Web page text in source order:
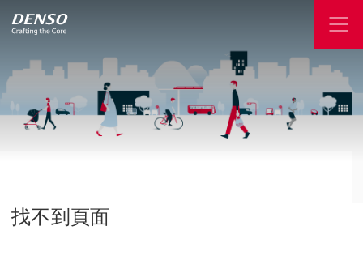
找不到頁面